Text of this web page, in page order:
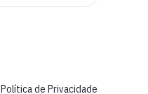
Política de Privacidade